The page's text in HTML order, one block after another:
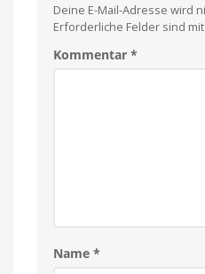
Deine E-Mail-Adresse wird
Erforderliche Felder sind mit
Kommentar *
Name *